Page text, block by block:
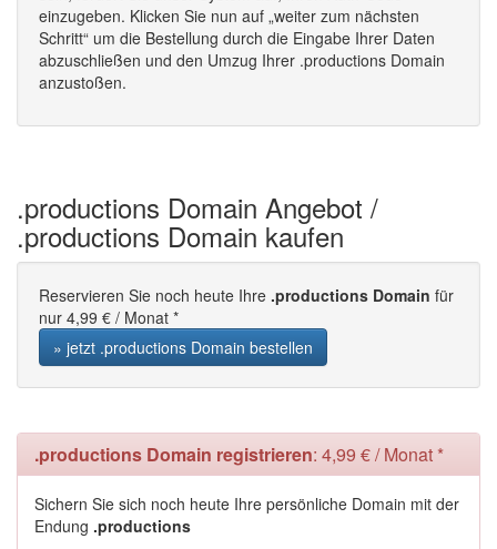
einzugeben. Klicken Sie nun auf „weiter zum nächsten
Schritt“ um die Bestellung durch die Eingabe Ihrer Daten
abzuschließen und den Umzug Ihrer .productions Domain
anzustoßen.
.productions Domain Angebot /
.productions Domain kaufen
Reservieren Sie noch heute Ihre .productions Domain für
nur 4,99 € / Monat *
» jetzt .productions Domain bestellen
.productions Domain registrieren: 4,99 € / Monat *
Sichern Sie sich noch heute Ihre persönliche Domain mit der
Endung .productions